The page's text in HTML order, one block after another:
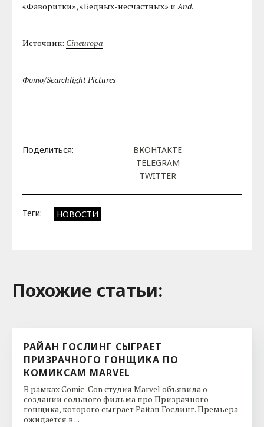
«Фаворитки», «Бедных-несчастных» иAnd.
Источник: Cineuropa
Фото/Searchlight Pictures
Поделиться:
ВКОНТАКТЕ
TELEGRAM
TWITTER
Теги: НОВОСТИ
Похожие cтатьи:
РАЙАН ГОСЛИНГ СЫГРАЕТ
ПРИЗРАЧНОГО ГОНЩИКА ПО
КОМИКСАМ MARVEL
В рамках Comic-Con студия Marvel объявила о
создании сольного фильма про Призрачного
гонщика, которого сыграет Райан Гослинг. Премьера
ожидается в ...